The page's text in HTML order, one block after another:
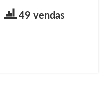
49 vendas